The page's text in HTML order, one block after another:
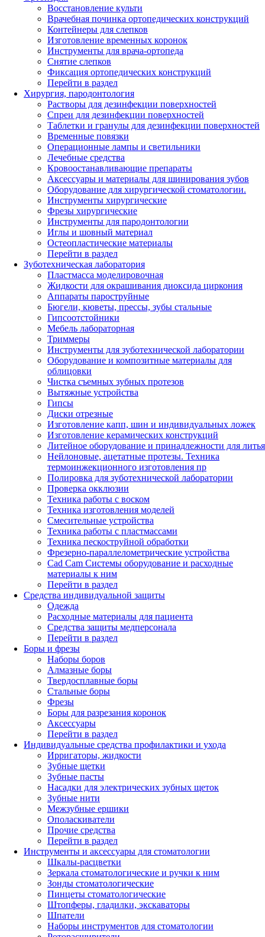
Восстановление культи
Врачебная починка ортопедических конструкций
Контейнеры для слепков
Изготовление временных коронок
Инструменты для врача-ортопеда
Снятие слепков
Фиксация ортопедических конструкций
Перейти в раздел
Хирургия, пародонтология
Растворы для дезинфекции поверхностей
Спреи для дезинфекции поверхностей
Таблетки и гранулы для дезинфекции поверхностей
Временные повязки
Операционные лампы и светильники
Лечебные средства
Кровоостанавливающие препараты
Аксессуары и материалы для шинирования зубов
Оборудование для хирургической стоматологии.
Инструменты хирургические
Фрезы хирургические
Инструменты для пародонтологии
Иглы и шовный материал
Остеопластические материалы
Перейти в раздел
Зуботехническая лаборатория
Пластмасса моделировочная
Жидкости для окрашивания диоксида циркония
Аппараты пароструйные
Бюгели, кюветы, прессы, зубы стальные
Гипсоотстойники
Мебель лабораторная
Триммеры
Инструменты для зуботехнической лаборатории
Оборудование и композитные материалы для
облицовки
Чистка съемных зубных протезов
Вытяжные устройства
Гипсы
Диски отрезные
Изготовление капп, шин и индивидуальных ложек
Изготовление керамических конструкций
Литейное оборудование и принадлежности для литья
Нейлоновые, ацетатные протезы. Техника
термоинжекционного изготовления пр
Полировка для зуботехнической лаборатории
Проверка окклюзии
Техника работы с воском
Техника изготовления моделей
Смесительные устройства
Техника работы с пластмассами
Техника пескоструйной обработки
Фрезерно-параллелометрические устройства
Cad Cam Системы оборудование и расходные
материалы к ним
Перейти в раздел
Средства индивидуальной защиты
Одежда
Расходные материалы для пациента
Средства защиты медперсонала
Перейти в раздел
Боры и фрезы
Наборы боров
Алмазные боры
Твердосплавные боры
Стальные боры
Фрезы
Боры для разрезания коронок
Аксессуары
Перейти в раздел
Индивидуальные средства профилактики и ухода
Ирригаторы, жидкости
Зубные щетки
Зубные пасты
Насадки для электрических зубных щеток
Зубные нити
Межзубные ершики
Ополаскиватели
Прочие средства
Перейти в раздел
Инструменты и аксессуары для стоматологии
Шкалы-расцветки
Зеркала стоматологические и ручки к ним
Зонды стоматологические
Пинцеты стоматологические
Штопферы, гладилки, экскаваторы
Шпатели
Наборы инструментов для стоматологии